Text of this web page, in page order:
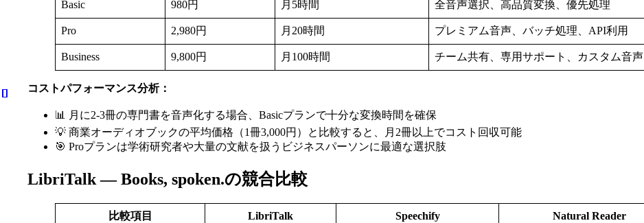
Basic 980円 月5時間 全音声選択、高品質変換、優先処理
Pro 2,980円 月20時間 プレミアム音声、バッチ処理、API利用
Business 9,800円 月100時間 チーム共有、専用サポート、カスタム音声
コストパフォーマンス分析：
📊 月に2-3冊の専門書を音声化する場合、Basicプランで十分な変換時間を確保
💡 商業オーディオブックの平均価格（1冊3,000円）と比較すると、月2冊以上でコスト回収可能
🎯 Proプランは学術研究者や大量の文献を扱うビジネスパーソンに最適な選択肢
LibriTalk — Books, spoken.の競合比較
比較項目 LibriTalk Speechify Natural Reader